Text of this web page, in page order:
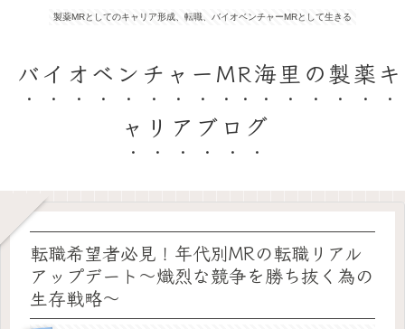
製薬MRとしてのキャリア形成、転職、バイオベンチャーMRとして生きる
バイオベンチャーMR海里の製薬キ
ャリアブログ
転職希望者必見！年代別MRの転職リアル
アップデート〜熾烈な競争を勝ち抜く為の
生存戦略〜